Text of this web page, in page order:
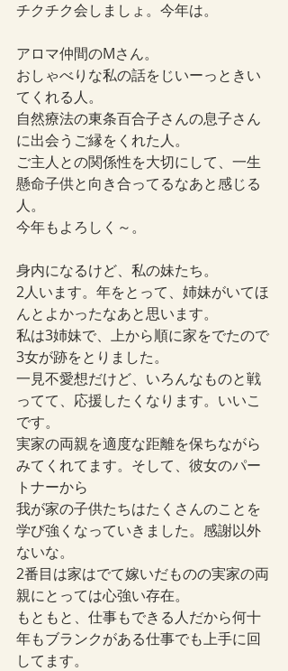
チクチク会しましょ。今年は。
アロマ仲間のMさん。
おしゃべりな私の話をじいーっときい
てくれる人。
自然療法の東条百合子さんの息子さん
に出会うご縁をくれた人。
ご主人との関係性を大切にして、一生
懸命子供と向き合ってるなあと感じる
人。
今年もよろしく～。
身内になるけど、私の妹たち。
2人います。年をとって、姉妹がいてほ
んとよかったなあと思います。
私は3姉妹で、上から順に家をでたので
3女が跡をとりました。
一見不愛想だけど、いろんなものと戦
ってて、応援したくなります。いいこ
です。
実家の両親を適度な距離を保ちながら
みてくれてます。そして、彼女のパー
トナーから
我が家の子供たちはたくさんのことを
学び強くなっていきました。感謝以外
ないな。
2番目は家はでて嫁いだものの実家の両
親にとっては心強い存在。
もともと、仕事もできる人だから何十
年もブランクがある仕事でも上手に回
してます。